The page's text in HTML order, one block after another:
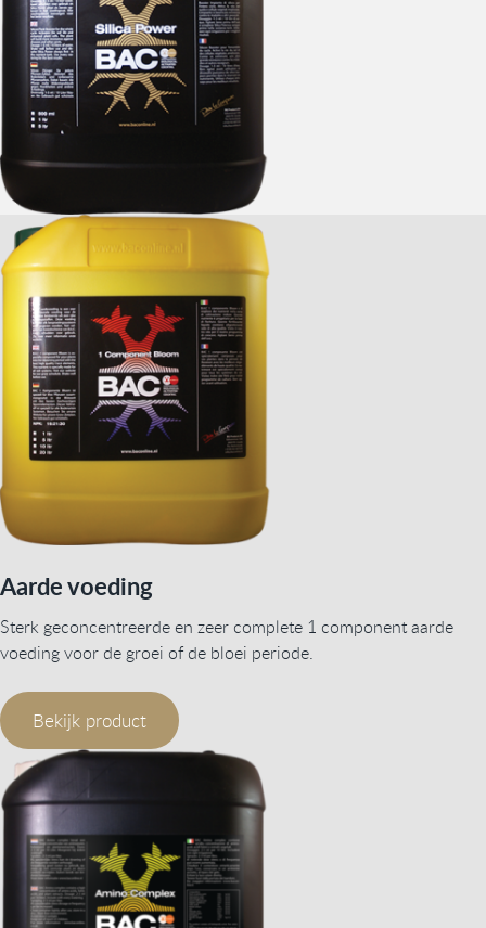
Aarde voeding
Sterk geconcentreerde en zeer complete 1 component aarde
voeding voor de groei of de bloei periode.
Bekijk product